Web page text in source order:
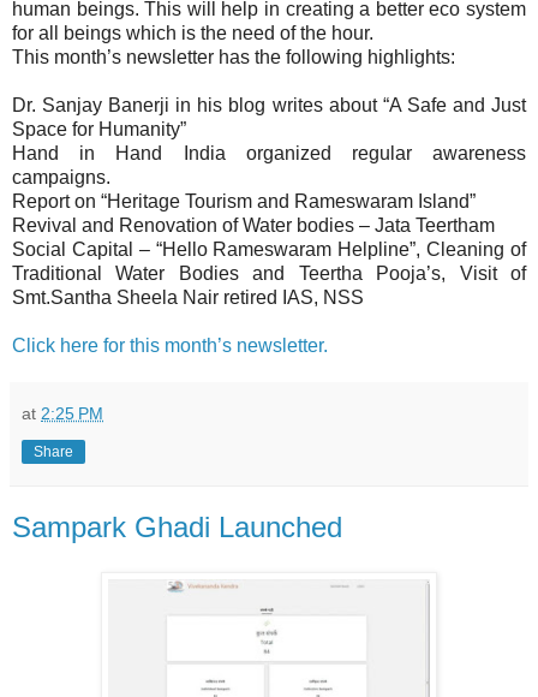
human beings. This will help in creating a better eco system
for all beings which is the need of the hour.
This month’s newsletter has the following highlights:
Dr. Sanjay Banerji in his blog writes about “A Safe and Just
Space for Humanity”
Hand in Hand India organized regular awareness
campaigns.
Report on “Heritage Tourism and Rameswaram Island”
Revival and Renovation of Water bodies – Jata Teertham
Social Capital – “Hello Rameswaram Helpline”, Cleaning of
Traditional Water Bodies and Teertha Pooja’s, Visit of
Smt.Santha Sheela Nair retired IAS, NSS
Click here for this month’s newsletter.
at 2:25 PM
Share
Sampark Ghadi Launched